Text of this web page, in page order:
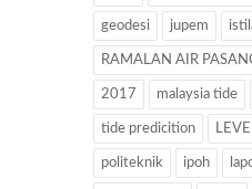
geodesi jupem
RAMALAN AIR
2017 malaysia tide
tide predicition
politeknik ipoh